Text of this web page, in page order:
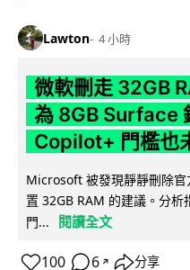
Lawton 4 小時
微軟刪走 32GB
為 8GB Surface
Copilot+ 門檻也
Microsoft 被發現靜靜刪除
置 32GB RAM 的建議。分析
門...
閱讀全文
100 6 ↗ 分享